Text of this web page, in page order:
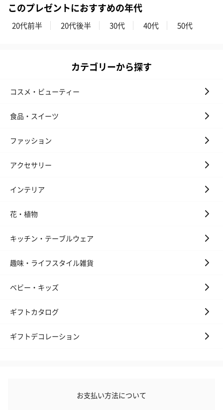
お酒を同梱してお届けいたします。
※20歳未満の方への酒類の販売はいたしません。
プレミアムビール イネ
ジョニ－ウ
お酒にぴったりのおつまみ・サプリを同梱してお届けいたしま
のオイル漬（981円）
このプレゼントにおすすめの年代
20代前半 20代後半 30代 40代 50代
カテゴリーから探す
コスメ・ビューティー
食品・スイーツ
ファッション
アクセサリー
インテリア
花・植物
キッチン・テーブルウェア
趣味・ライフスタイル雑貨
ベビー・キッズ
ギフトカタログ
ギフトデコレーション
お支払い方法について